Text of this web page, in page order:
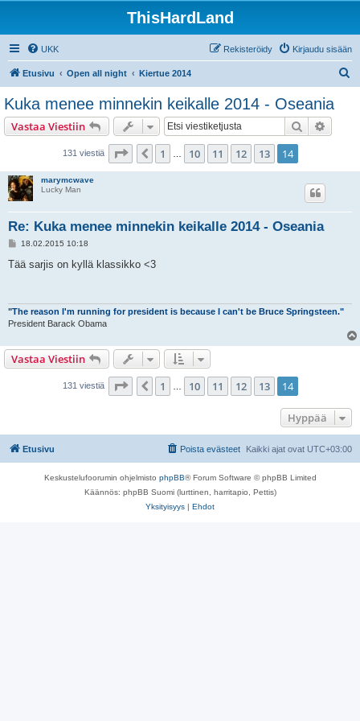
ThisHardLand
UKK Kirjaudu sisään
Rekisteröidy
Etusivu Open all night Kiertue 2014
Kuka menee minnekin keikalle 2014 - Oseania
Vastaa Viestiin Etsi
131 viestiä Sivu 14/ 14
Edellinen
1 10 11 12 13 14
marymcwave
Lucky Man
Re: Kuka menee minnekin keikalle 2014 - Oseania
V
e
18.02.2015 10:18
Tää sarjis on kyllä klassikko <3
"The reason I'm running for president is because I can't be Bruce Springsteen."
President Barack Obama
Vastaa Viestiin
131 viestiä Sivu 14/ 14
Edellinen
1 10 11 12 13 14
Hyppää
Etusivu Kaikki ajat ovat UTC+03:00
Poista evästeet
Keskustelufoorumin ohjelmisto phpBB® Forum Software © phpBB Limited
Käännös: phpBB Suomi (lurttinen, harritapio, Pettis)
Yksityisyys | Ehdot